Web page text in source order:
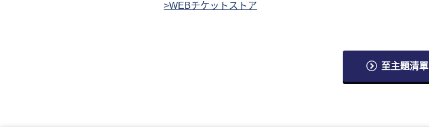
>WEBチケットストア
至主題清單